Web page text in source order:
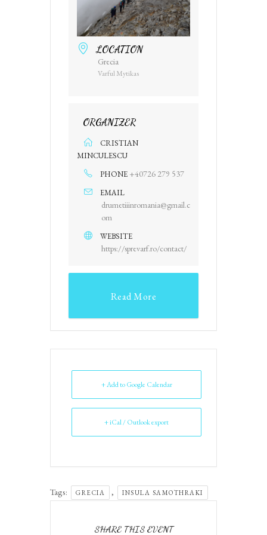
LOCATION
Grecia
Varful Mytikas
ORGANIZER
CRISTIAN
MINCULESCU
PHONE +40726 279 537
EMAIL
drumetiiinromania@gmail.c
om
WEBSITE
https://sprevarf.ro/contact/
Read More
+ Add to Google Calendar
+ iCal / Outlook export
Tags: GRECIA , INSULA SAMOTHRAKI
SHARE THIS EVENT